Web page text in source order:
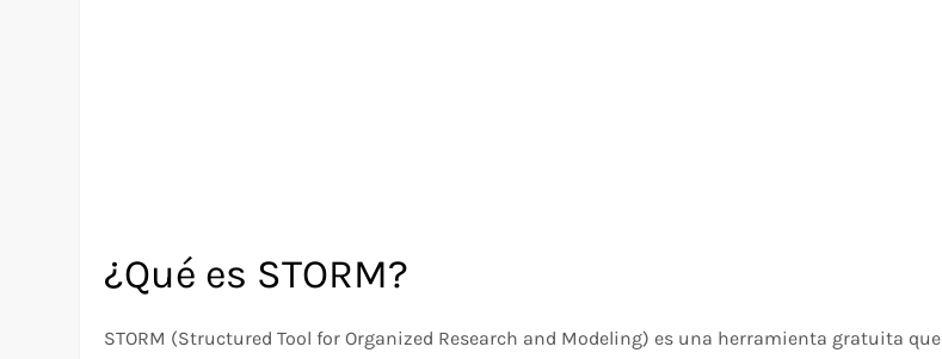
¿Qué es STORM?
STORM (Structured Tool for Organized Research and Modeling) es una herramienta gratuita que